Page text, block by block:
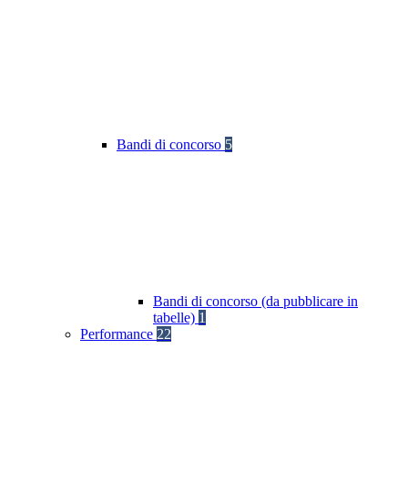
Bandi di concorso 5
Bandi di concorso (da pubblicare in
tabelle) 1
Performance 22